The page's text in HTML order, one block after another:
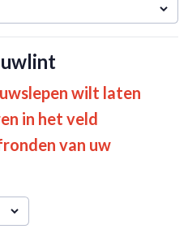
wilt laten
in het veld
van uw